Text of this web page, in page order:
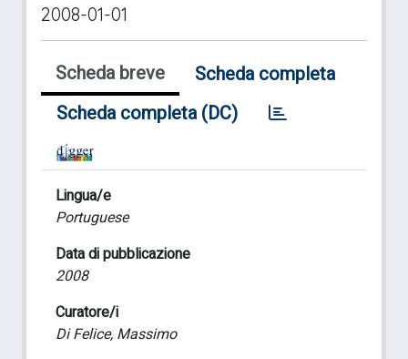
2008-01-01
Scheda breve
Scheda completa
Scheda completa (DC)
Lingua/e
Portuguese
Data di pubblicazione
2008
Curatore/i
Di Felice, Massimo